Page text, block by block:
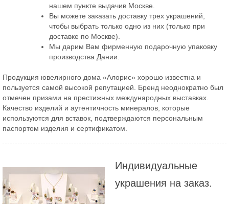
нашем пункте выдачив Москве.
Вы можете заказать доставку трех украшений,
чтобы выбрать только одно из них (только при
доставке по Москве).
Мы дарим Вам фирменную подарочную упаковку
производства Дании.
Продукция ювелирного дома «Алорис» хорошо известна и
пользуется самой высокой репутацией. Бренд неоднократно был
отмечен призами на престижных международных выставках.
Качество изделий и аутентичность минералов, которые
используются для вставок, подтверждаются персональным
паспортом изделия и сертификатом.
Индивидуальные
украшения на заказ.